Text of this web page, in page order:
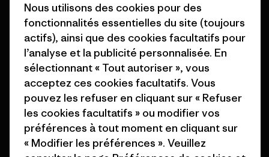
Comment nous finançons
Cartes cadeaux
Nos magasins
Industry program
Programme d’affiliation
Patagonia Suisse Plan du site
© 2026 Patagonia, Inc. All Rights Reserved.
Nous utilisons des cookies pour des
fonctionnalités essentielles du site (toujours
actifs), ainsi que des cookies facultatifs pour
l’analyse et la publicité personnalisée. En
sélectionnant « Tout autoriser », vous
acceptez ces cookies facultatifs. Vous
pouvez les refuser en cliquant sur « Refuser
les cookies facultatifs » ou modifier vos
préférences à tout moment en cliquant sur
« Modifier les préférences ». Veuillez